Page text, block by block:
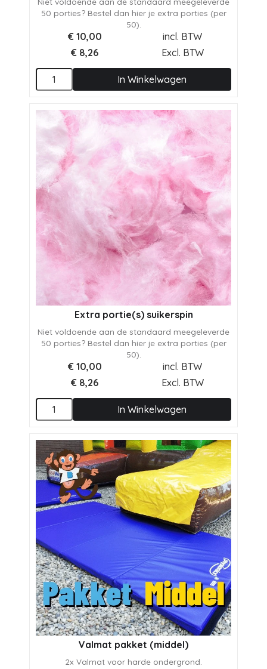
50 porties? Bestel dan hier je extra porties (per
50).
€ 10,00
incl. BTW
€ 8,26 Excl. BTW
In Winkelwagen
Extra portie(s) suikerspin
Niet voldoende aan de standaard meegeleverde
50 porties? Bestel dan hier je extra porties (per
50).
€ 10,00
incl. BTW
€ 8,26 Excl. BTW
In Winkelwagen
Valmat pakket (middel)
2x Valmat voor harde ondergrond.